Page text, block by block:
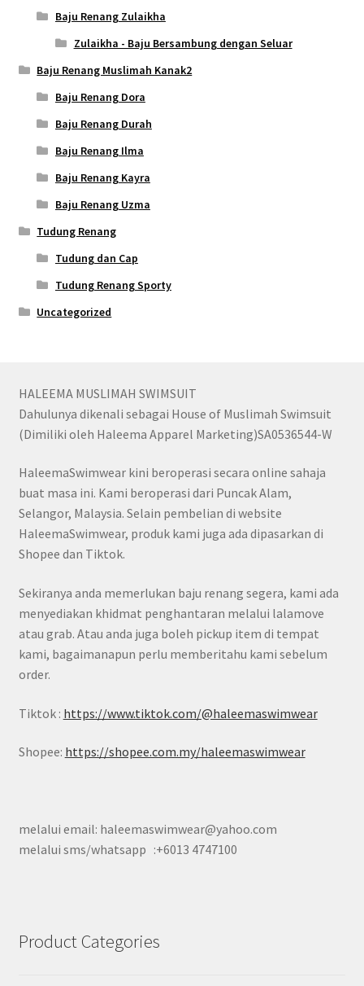
Baju Renang Zulaikha
Zulaikha - Baju Bersambung dengan Seluar
Baju Renang Muslimah Kanak2
Baju Renang Dora
Baju Renang Durah
Baju Renang Ilma
Baju Renang Kayra
Baju Renang Uzma
Tudung Renang
Tudung dan Cap
Tudung Renang Sporty
Uncategorized
HALEEMA MUSLIMAH SWIMSUIT
Dahulunya dikenali sebagai House of Muslimah Swimsuit
(Dimiliki oleh Haleema Apparel Marketing)SA0536544-W
HaleemaSwimwear kini beroperasi secara online sahaja
buat masa ini. Kami beroperasi dari Puncak Alam,
Selangor, Malaysia. Selain pembelian di website
HaleemaSwimwear, produk kami juga ada dipasarkan di
Shopee dan Tiktok.
Sekiranya anda memerlukan baju renang segera, kami ada
menyediakan khidmat penghantaran melalui lalamove
atau grab. Atau anda juga boleh pickup item di tempat
kami, bagaimanapun perlu memberitahu kami sebelum
order.
Tiktok : https://www.tiktok.com/@haleemaswimwear
Shopee: https://shopee.com.my/haleemaswimwear
melalui email: haleemaswimwear@yahoo.com
melalui sms/whatsapp :+6013 4747100
Product Categories